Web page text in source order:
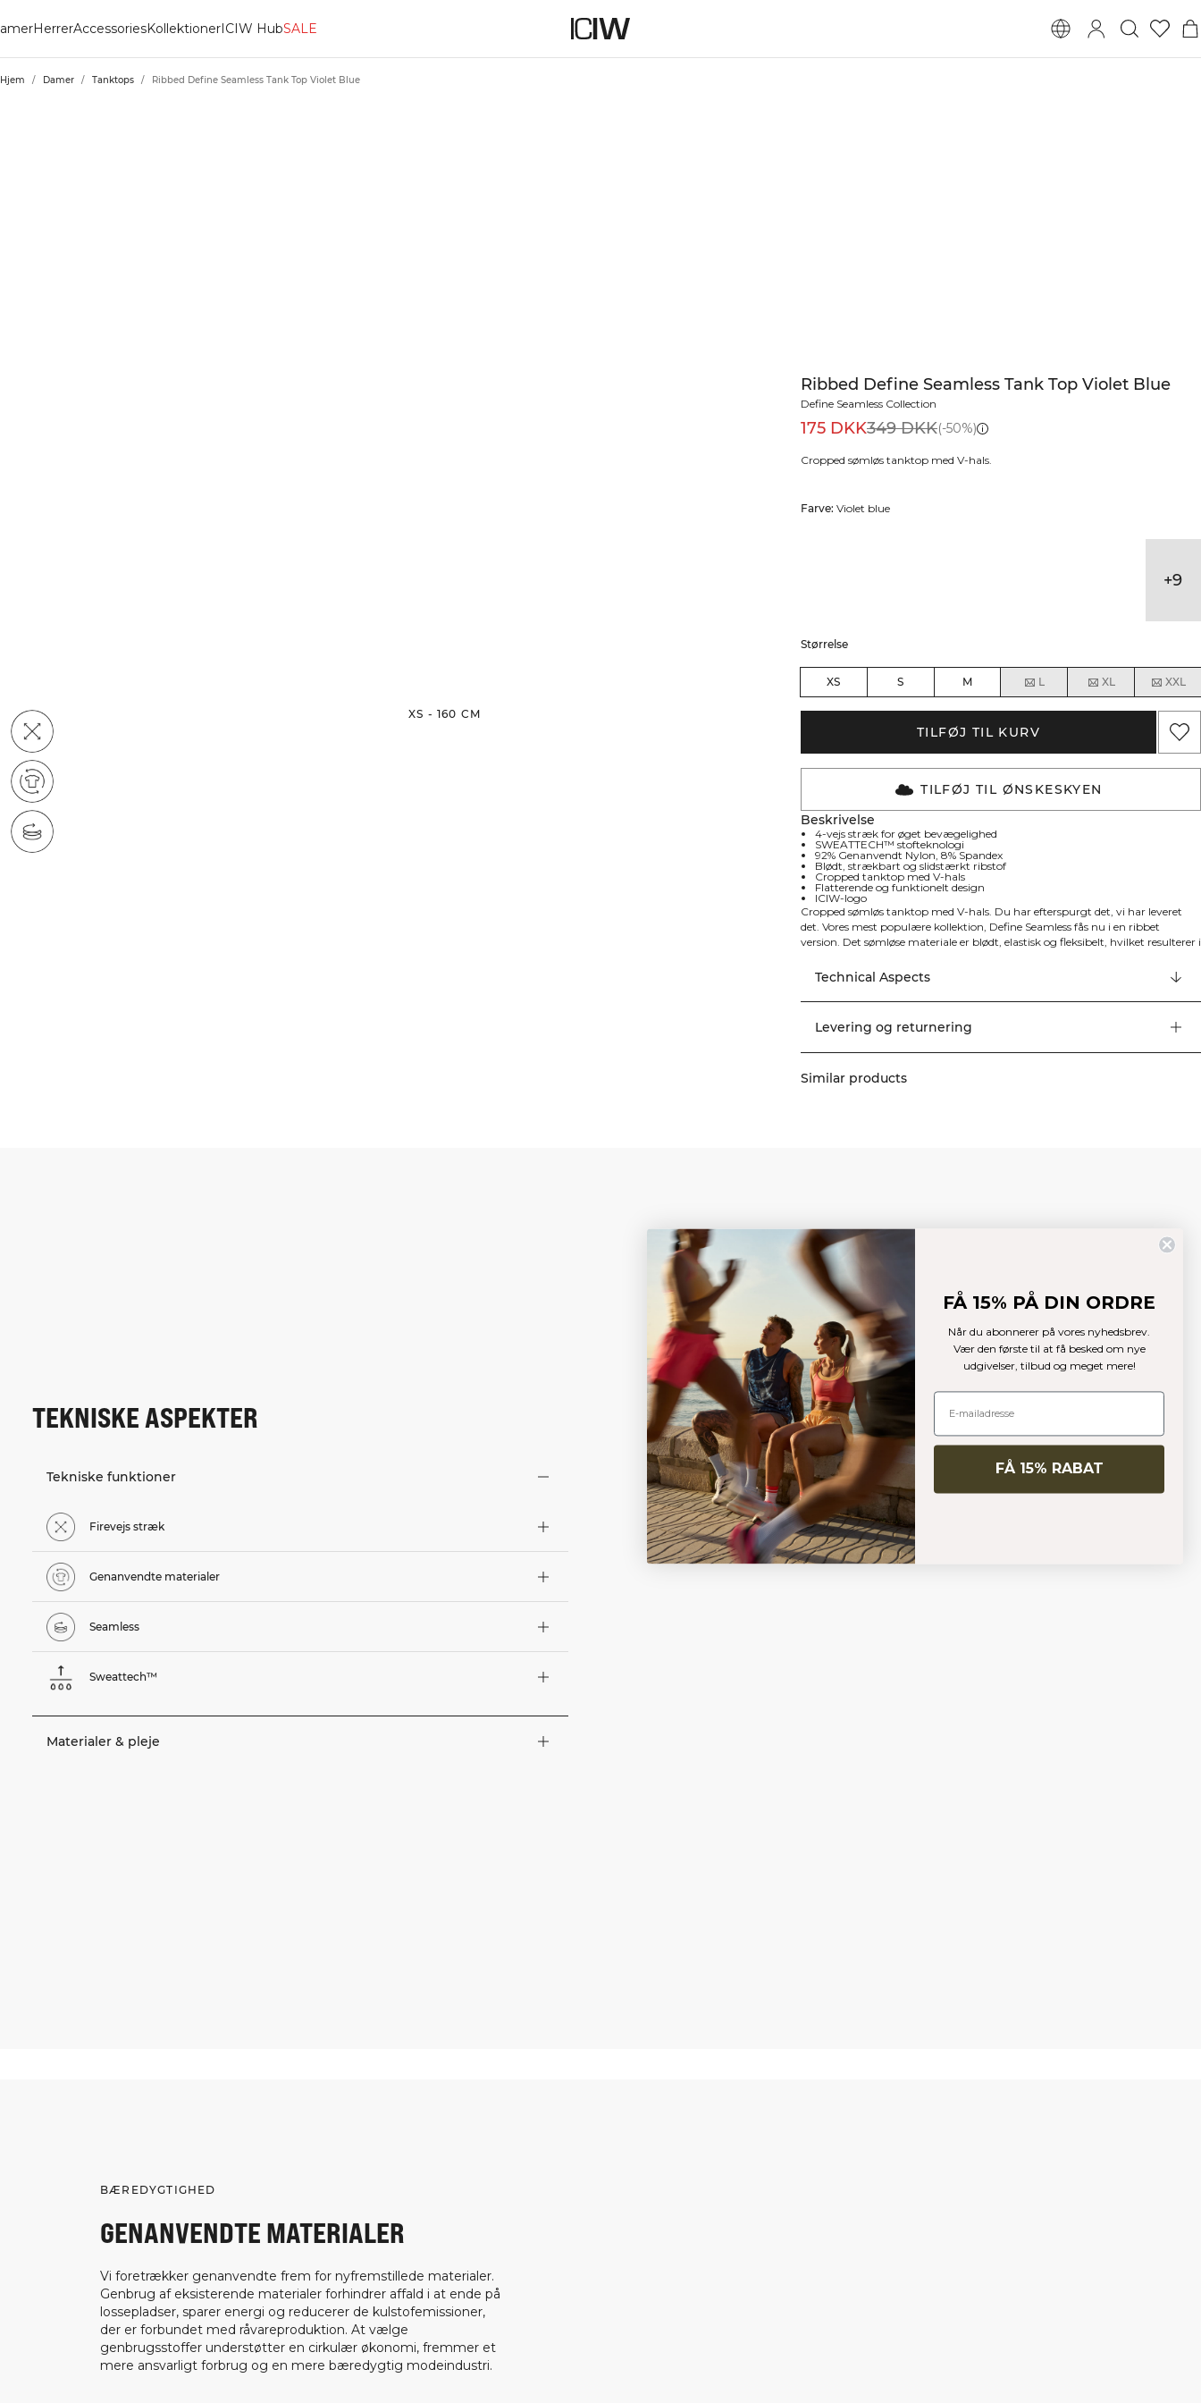
HerrerAccessoriesKollektionerICIW HubSALE
Hjem / Damer / Tanktops / Ribbed Define Seamless Tank Top Violet Blue
XS - 160 CM
Ribbed Define Seamless Tank Top Violet Blue
Define Seamless Collection
175 DKK349 DKK(-50%)
Cropped sømløs tanktop med V-hals.
Farve: Violet blue
+9
Størrelse
XS S M L XL XXL
TILFØJ TIL KURV
TILFØJ TIL ØNSKESKYEN
Beskrivelse
4-vejs stræk for øget bevægelighed
SWEATTECH™ stofteknologi
92% Genanvendt Nylon, 8% Spandex
Blødt, strækbart og slidstærkt ribstof
Cropped tanktop med V-hals
Flatterende og funktionelt design
ICIW-logo
Cropped sømløs tanktop med V-hals. Du har efterspurgt det, vi har leveret
det. Vores mest populære kollektion, Define Seamless fås nu i en ribbet
version. Det sømløse materiale er blødt, elastisk og fleksibelt, hvilket resulterer i
toppe i flere trendy farver gør Define Seamless til en uundværlig serie af
træningstøj til mange forskellige typer træning. 92% Genanvendt Nylon, 8%
Elastan
Technical Aspects
Levering og returnering
Similar products
TEKNISKE ASPEKTER
Tekniske funktioner
Firevejs stræk
Genanvendte materialer
Seamless
Sweattech™
Materialer & pleje
BÆREDYGTIGHED
GENANVENDTE MATERIALER
Vi foretrækker genanvendte frem for nyfremstillede materialer.
Genbrug af eksisterende materialer forhindrer affald i at ende på
lossepladser, sparer energi og reducerer de kulstofemissioner,
der er forbundet med råvareproduktion. At vælge
genbrugsstoffer understøtter en cirkulær økonomi, fremmer et
mere ansvarligt forbrug og en mere bæredygtig modeindustri.
FÅ 15% PÅ DIN ORDRE
Når du abonnerer på vores nyhedsbrev.
Vær den første til at få besked om nye
udgivelser, tilbud og meget mere!
FÅ 15% RABAT